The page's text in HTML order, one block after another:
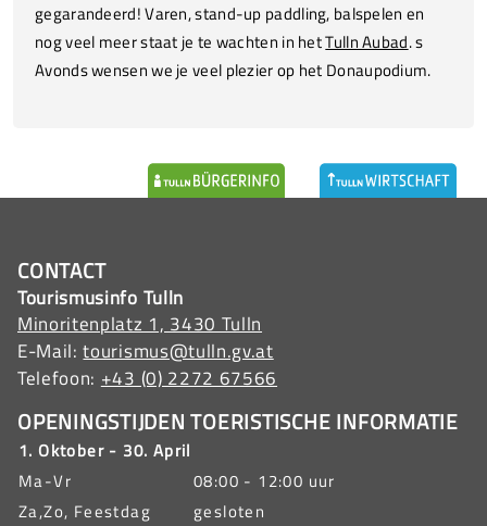
gegarandeerd! Varen, stand-up paddling, balspelen en
nog veel meer staat je te wachten in hetTulln Aubad. s
Avonds wensen we je veel plezier op het Donaupodium.
CONTACT
Tourismusinfo Tulln
Minoritenplatz 1, 3430 Tulln
E-Mail:tourismus@tulln.gv.at
Telefoon: +43 (0) 2272 67566
OPENINGSTIJDEN TOERISTISCHE INFORMATIE
1. Oktober - 30. April
Ma-Vr
08:00 - 12:00 uur
Za,Zo, Feestdag
gesloten